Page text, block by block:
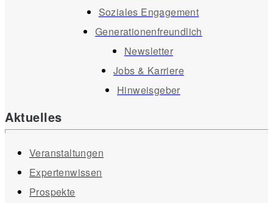
Soziales Engagement
Generationenfreundlich
Newsletter
Jobs & Karriere
Hinweisgeber
Aktuelles
Veranstaltungen
Expertenwissen
Prospekte